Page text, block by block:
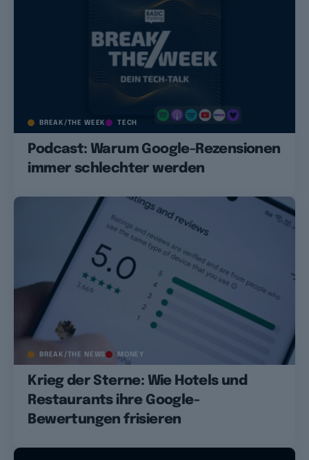
BREAK/THE WEEK TECH
Podcast: Warum Google-Rezensionen
immer schlechter werden
BREAK/THE NEWS MONEY
Krieg der Sterne: Wie Hotels und
Restaurants ihre Google-
Bewertungen frisieren